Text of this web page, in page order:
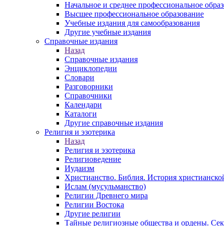
Начальное и среднее профессиональное
Высшее профессиональное образование
Учебные издания для самообразования
Другие учебные издания
Справочные издания
Назад
Справочные издания
Энциклопедии
Словари
Разговорники
Справочники
Календари
Каталоги
Другие справочные издания
Религия и эзотерика
Назад
Религия и эзотерика
Религиоведение
Иудаизм
Христианство. Библия. История
Ислам (мусульманство)
Религии Древнего мира
Религии Востока
Другие религии
Тайные религиозные общества и ордены.